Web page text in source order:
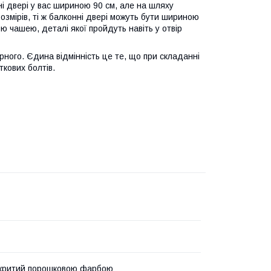
двері у вас шириною 90 см, але на шляху
ті ж балконні двері можуть бути шириною
чашею, деталі якої пройдуть навіть у отвір
Єдина відмінність це те, що при складанні
болтів.
порошковою фарбою